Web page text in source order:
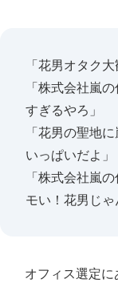
「花男オタク大
「株式会社嵐
すぎるやろ」
「花男の聖地
いっぱいだよ」
「株式会社嵐
モい！花男じゃ
オフィス選定に